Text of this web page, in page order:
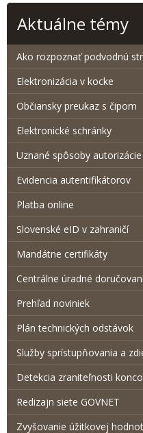
Aktuálne témy
Ako rozpoznať podvodnú
Elektronizácia v kocke
Občiansky preukaz s čipom
Elektronické schránky
Uznané spôsoby
Evidencia autentifikátorov
Platba online
Slovenské eID v zahraničí
Mandátne certifikáty
Centrálne úradné
Prehľad noviniek
Plán technických odstávok
Služby sprístupňovania a
Detekcia zraniteľnosti
Redizajn siete GOVNET
Zvyšovanie úžitkovej